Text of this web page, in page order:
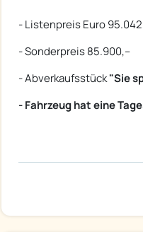
- Listenpreis Euro
- Sonderpreis 85.900,--
- Abverkaufsstück"Sie
- Fahrzeug hat eine